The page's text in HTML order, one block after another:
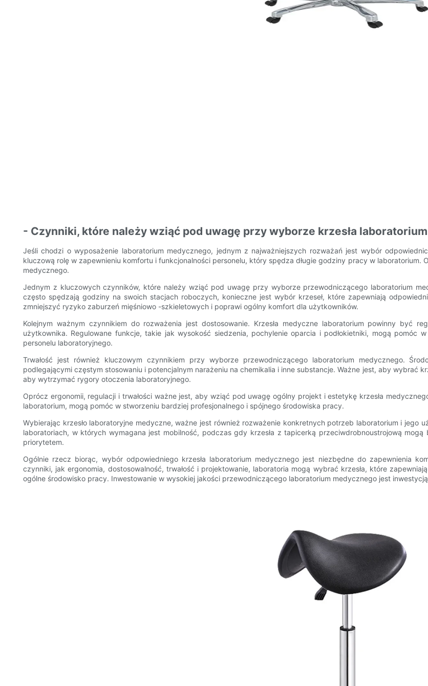
- Czynniki, które należy wziąć pod uwagę przy wyborze krzesła
Jeśli chodzi o wyposażenie laboratorium medycznego, jednym z najważniejszych rozważań jest wybór
kluczową rolę w zapewnieniu komfortu i funkcjonalności personelu, który spędza długie godziny pracy w laboratorium.
medycznego.
Jednym z kluczowych czynników, które należy wziąć pod uwagę przy wyborze przewodniczącego laboratorium
często spędzają godziny na swoich stacjach roboczych, konieczne jest wybór krzeseł, które zapewniają
zmniejszyć ryzyko zaburzeń mięśniowo -szkieletowych i poprawi ogólny komfort dla użytkowników.
Kolejnym ważnym czynnikiem do rozważenia jest dostosowanie. Krzesła medyczne laboratorium powinny być
użytkownika. Regulowane funkcje, takie jak wysokość siedzenia, pochylenie oparcia i podłokietniki, mogą pomóc
personelu laboratoryjnego.
Trwałość jest również kluczowym czynnikiem przy wyborze przewodniczącego laboratorium medycznego.
podlegającymi częstym stosowaniu i potencjalnym narażeniu na chemikalia i inne substancje. Ważne jest, aby wybrać
aby wytrzymać rygory otoczenia laboratoryjnego.
Oprócz ergonomii, regulacji i trwałości ważne jest, aby wziąć pod uwagę ogólny projekt i estetykę krzesła
laboratorium, mogą pomóc w stworzeniu bardziej profesjonalnego i spójnego środowiska pracy.
Wybierając krzesło laboratoryjne medyczne, ważne jest również rozważenie konkretnych potrzeb laboratorium i jego
laboratoriach, w których wymagana jest mobilność, podczas gdy krzesła z tapicerką przeciwdrobnoustrojową
priorytetem.
Ogólnie rzecz biorąc, wybór odpowiedniego krzesła laboratorium medycznego jest niezbędne do zapewnienia
czynniki, jak ergonomia, dostosowalność, trwałość i projektowanie, laboratoria mogą wybrać krzesła, które
ogólne środowisko pracy. Inwestowanie w wysokiej jakości przewodniczącego laboratorium medycznego jest